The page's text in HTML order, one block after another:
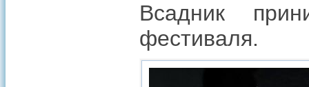
Всадник
фестиваля.